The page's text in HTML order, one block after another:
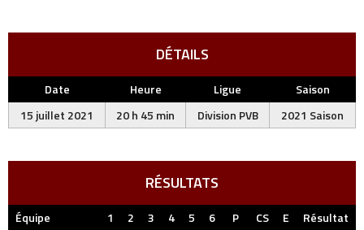
DÉTAILS
Date Heure Ligue
Saison
15 juillet 2021
20 h 45 min Division PVB 2021 Saison
RÉSULTATS
Équipe 1 2 3 4 5 6 P CS E
Résultat